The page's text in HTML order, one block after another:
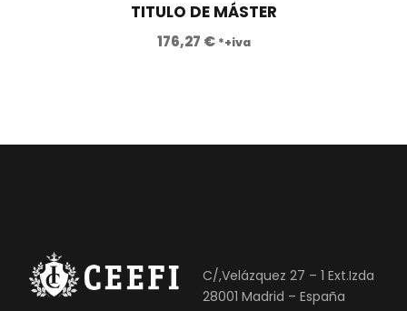
TITULO DE MÁSTER
176,27 € *+iva
C/,Velázquez 27 – 1 Ext.Izda
28001 Madrid – España